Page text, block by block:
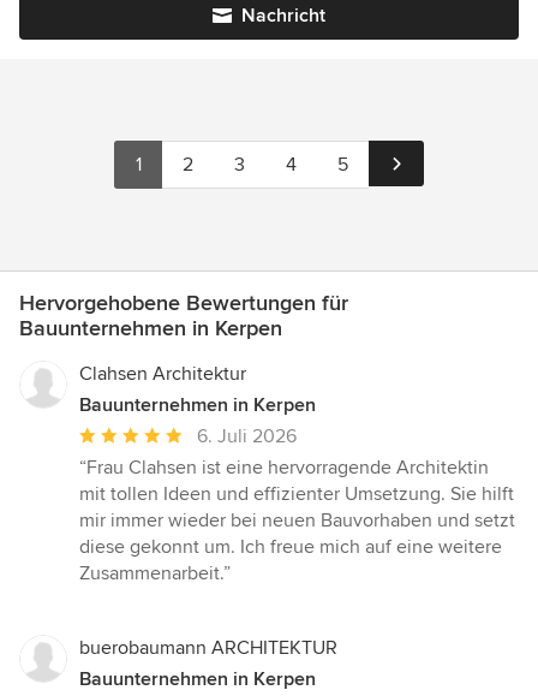
Nachricht
1 2 3 4 5
Hervorgehobene Bewertungen für
Bauunternehmen in Kerpen
Clahsen Architektur
Bauunternehmen in Kerpen
Durchschnittliche
Bewertung:
5
von
5
Sternen
6. Juli 2026
“Frau Clahsen ist eine hervorragende Architektin
mit tollen Ideen und effizienter Umsetzung. Sie hilft
mir immer wieder bei neuen Bauvorhaben und setzt
diese gekonnt um. Ich freue mich auf eine weitere
Zusammenarbeit.”
buerobaumann ARCHITEKTUR
Bauunternehmen in Kerpen